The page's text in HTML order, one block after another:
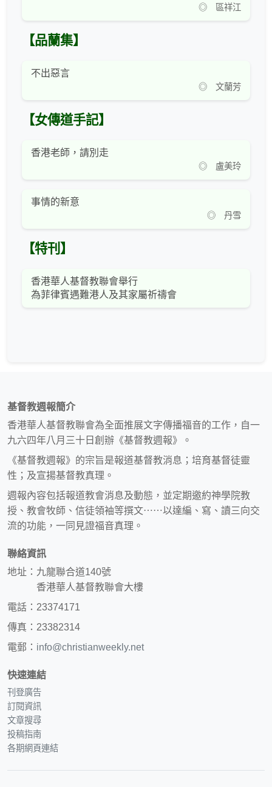
◎ 區祥江
【品蘭集】
不出惡言
◎ 文蘭芳
【女傳道手記】
香港老師，請別走
◎ 盧美玲
事情的新意
◎ 丹雪
【特刊】
香港華人基督教聯會舉行
為菲律賓遇難港人及其家屬祈禱會
基督教週報簡介
香港華人基督教聯會為全面推展文字傳播福音的工作，自一
九六四年八月三十日創辦《基督教週報》。
《基督教週報》的宗旨是報道基督教消息；培育基督徒靈
性；及宣揚基督教真理。
週報內容包括報道教會消息及動態，並定期邀約神學院教
授、教會牧師、信徒領袖等撰文⋯⋯以達編、寫、讀三向交
流的功能，一同見證福音真理。
聯絡資訊
地址：九龍聯合道140號
香港華人基督教聯會大樓
電話：23374171
傳真：23382314
電郵： info@christianweekly.net
快速連結
刊登廣告
訂閱資訊
文章搜尋
投稿指南
各期網頁連結